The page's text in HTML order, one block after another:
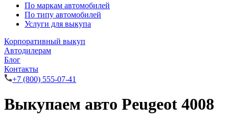
По маркам автомобилей
По типу автомобилей
Услуги для выкупа
Корпоративный выкуп
Автодилерам
Блог
Контакты
+7 (800) 555-07-41
Выкупаем авто Peugeot 4008